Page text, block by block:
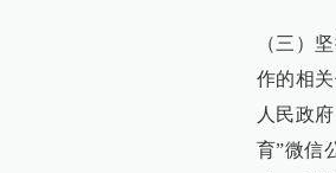
（三）
作的相
人民政
育”微信